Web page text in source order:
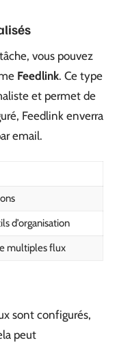
vous pouvez
Feedlink. Ce type
et permet de
Feedlink enverra
email.
d’organisation
multiples flux
sont configurés,
peut